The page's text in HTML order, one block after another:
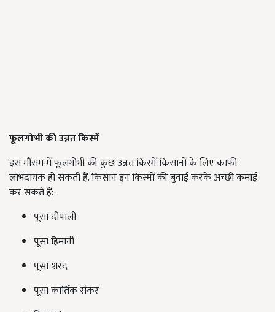
फूलगोभी की उन्नत किस्में
इस मौसम में फूलगोभी की कुछ उन्नत किस्में किसानों के लिए काफी
लाभदायक हो सकती हैं. किसान इन किस्मों की बुवाई करके अच्छी कमाई
कर सकते हैं:-
पूसा दीपाली
पूसा हिमानी
पूसा शरद
पूसा कार्तिक संकर